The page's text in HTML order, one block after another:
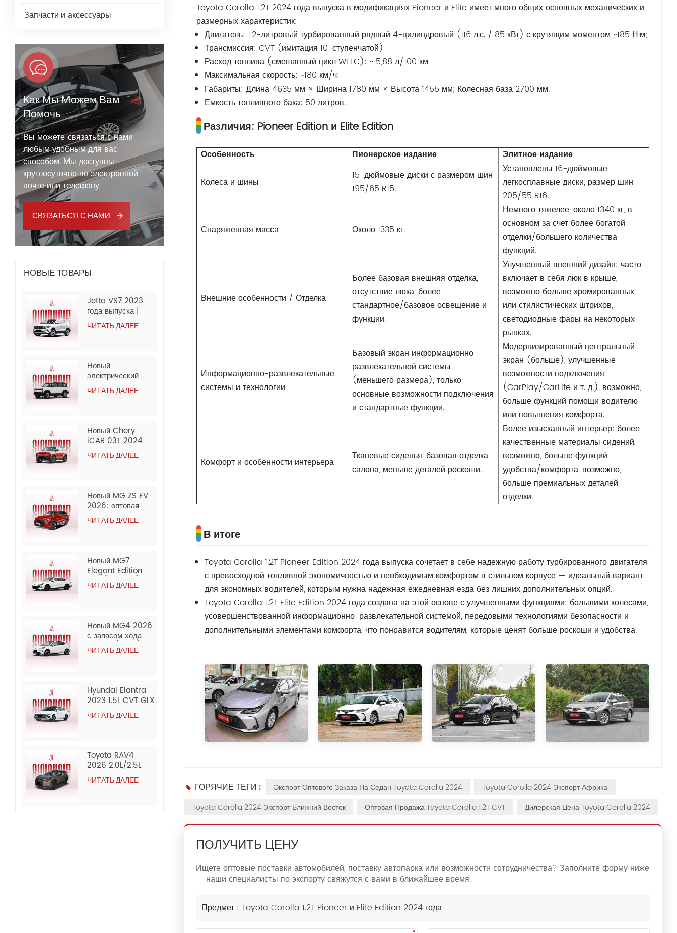
Запчасти и аксессуары
Как Мы Можем Вам
Помочь
Вы можете связаться с нами
любым удобным для вас
способом. Мы доступны
круглосуточно по электронной
почте или телефону.
СВЯЗАТЬСЯ С НАМИ
НОВЫЕ ТОВАРЫ
Jetta VS7 2023
года выпуска |
280TSI АКПП
Progressive | 60
ЧИТАТЬ ДАЛЕЕ
Новый
электрический
внедорожник
Chery iCar 03
из Китая
ЧИТАТЬ ДАЛЕЕ
Новый Chery
iCAR 03T 2024
Electric Long
Range 2WD &
ЧИТАТЬ ДАЛЕЕ
Новый MG ZS EV
2026: оптовая
экспортная
продажа из Китая.
ЧИТАТЬ ДАЛЕЕ
Новый MG7
Elegant Edition
1.5T (300DCT) |
Оптовая продажа
ЧИТАТЬ ДАЛЕЕ
Новый MG4 2026
с запасом хода
437 км (CLTC) в
комплектации
по цене полностью
электрический
седан. Оптовая
продажа и экспорт
ЧИТАТЬ ДАЛЕЕ
Hyundai Elantra
2023 1.5L CVT GLX
Elite Edition
Бензиновый
ЧИТАТЬ ДАЛЕЕ
Toyota RAV4
2026 2.0L/2.5L
AWD Luxury
Edition
ЧИТАТЬ ДАЛЕЕ
Toyota Corolla 1.2T 2024 года выпуска в модификациях Pioneer и Elite имеет много общих основных механических и
размерных характеристик:
Двигатель: 1,2-литровый турбированный рядный 4-цилиндровый (116 л.с. / 85 кВт) с крутящим моментом ~185 Н·м;
Трансмиссия: CVT (имитация 10-ступенчатой)
Расход топлива (смешанный цикл WLTC): ~ 5,88 л/100 км
Максимальная скорость: ~180 км/ч;
Габариты: Длина 4635 мм × Ширина 1780 мм × Высота 1455 мм; Колесная база 2700 мм.
Емкость топливного бака: 50 литров.
Различия: Pioneer Edition и Elite Edition
Особенность Пионерское издание Элитное издание
Колеса и шины
15-дюймовые диски с размером шин
195/65 R15.
Установлены 16-дюймовые
легкосплавные диски, размер шин
205/55 R16.
Снаряженная масса Около 1335 кг.
Немного тяжелее, около 1340 кг, в
основном за счет более богатой
отделки/большего количества
функций.
Внешние особенности / Отделка
Более базовая внешняя отделка,
отсутствие люка, более
стандартное/базовое освещение и
функции.
Улучшенный внешний дизайн: часто
включает в себя люк в крыше,
возможно больше хромированных
или стилистических штрихов,
светодиодные фары на некоторых
рынках.
Информационно-развлекательные
системы и технологии
Базовый экран информационно-
развлекательной системы
(меньшего размера), только
основные возможности подключения
и стандартные функции.
Модернизированный центральный
экран (больше), улучшенные
возможности подключения
(CarPlay/CarLife и т. д.), возможно,
больше функций помощи водителю
или повышения комфорта.
Комфорт и особенности интерьера
Тканевые сиденья, базовая отделка
салона, меньше деталей роскоши.
Более изысканный интерьер: более
качественные материалы сидений,
возможно, больше функций
удобства/комфорта, возможно,
больше премиальных деталей
отделки.
В итоге
Toyota Corolla 1.2T Pioneer Edition 2024 года выпуска сочетает в себе надежную работу турбированного двигателя
с превосходной топливной экономичностью и необходимым комфортом в стильном корпусе — идеальный вариант
для экономных водителей, которым нужна надежная ежедневная езда без лишних дополнительных опций.
Toyota Corolla 1.2T Elite Edition 2024 года создана на этой основе с улучшенными функциями: большими колесами,
усовершенствованной информационно-развлекательной системой, передовыми технологиями безопасности и
дополнительными элементами комфорта, что понравится водителям, которые ценят больше роскоши и удобства.
ГОРЯЧИЕ ТЕГИ : Экспорт Оптового Заказа На Седан Toyota Corolla 2024
Toyota Corolla 2024 Экспорт Африка
Toyota Corolla 2024 Экспорт Ближний Восток
Оптовая Продажа Toyota Corolla 1.2T CVT Дилерская Цена Toyota Corolla 2024
ПОЛУЧИТЬ ЦЕНУ
Ищете оптовые поставки автомобилей, поставку автопарка или возможности сотрудничества? Заполните форму ниже
— наши специалисты по экспорту свяжутся с вами в ближайшее время.
Предмет :Toyota Corolla 1.2T Pioneer и Elite Edition 2024 года